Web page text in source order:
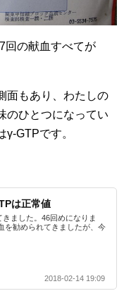
回の献血すべてが
面もあり、わたしの
のひとつになってい
GTPです。
は正常値
ました。46回めになりま
を勧められてきましたが、今
2018-02-14 19:09